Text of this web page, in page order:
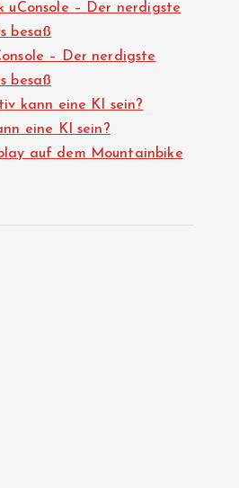
uConsole – Der nerdigste
besaß
– Der nerdigste
besaß
kann eine KI sein?
eine KI sein?
auf dem Mountainbike